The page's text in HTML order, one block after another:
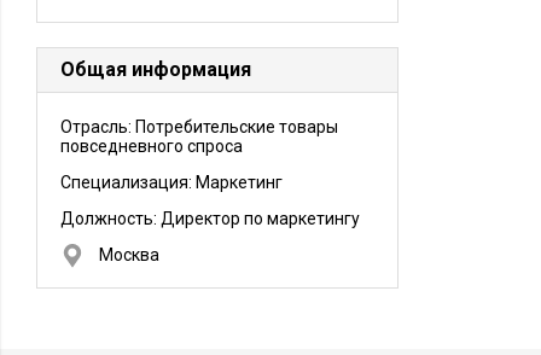
Общая информация
Отрасль: Потребительские товары
повседневного спроса
Специализация: Маркетинг
Должность: Директор по маркетингу
Москва